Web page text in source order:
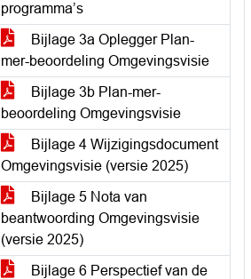
programma’s
Bijlage 3a Oplegger Plan-
mer-beoordeling Omgevingsvisie
Bijlage 3b Plan-mer-
beoordeling Omgevingsvisie
Bijlage 4 Wijzigingsdocument
Omgevingsvisie (versie 2025)
Bijlage 5 Nota van
beantwoording Omgevingsvisie
(versie 2025)
Bijlage 6 Perspectief van de